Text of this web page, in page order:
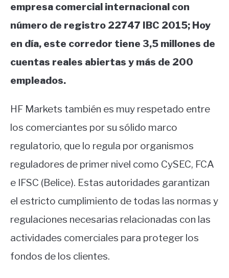
empresa comercial internacional con
número de registro 22747 IBC 2015; Hoy
en día, este corredor tiene 3,5 millones de
cuentas reales abiertas y más de 200
empleados.
HF Markets también es muy respetado entre
los comerciantes por su sólido marco
regulatorio, que lo regula por organismos
reguladores de primer nivel como CySEC, FCA
e IFSC (Belice). Estas autoridades garantizan
el estricto cumplimiento de todas las normas y
regulaciones necesarias relacionadas con las
actividades comerciales para proteger los
fondos de los clientes.